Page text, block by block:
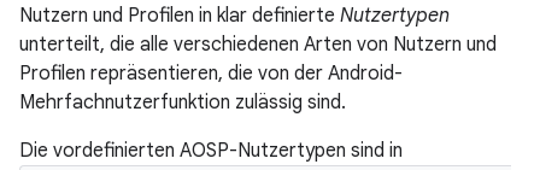
Nutzern und Profilen in klar definierte Nutzertypen
unterteilt, die alle verschiedenen Arten von Nutzern und
Profilen repräsentieren, die von der Android-
Mehrfachnutzerfunktion zulässig sind.
Die vordefinierten AOSP-Nutzertypen sind in